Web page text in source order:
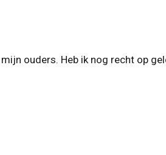
ouders. Heb ik nog recht op